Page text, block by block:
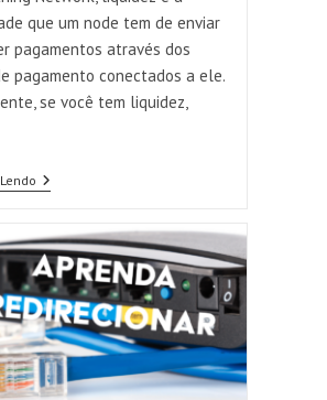
que um node tem de enviar
pagamentos através dos
pagamento conectados a ele.
se você tem liquidez,
Gerenciando
Do
Seu
Node
Na
Lightning
Network